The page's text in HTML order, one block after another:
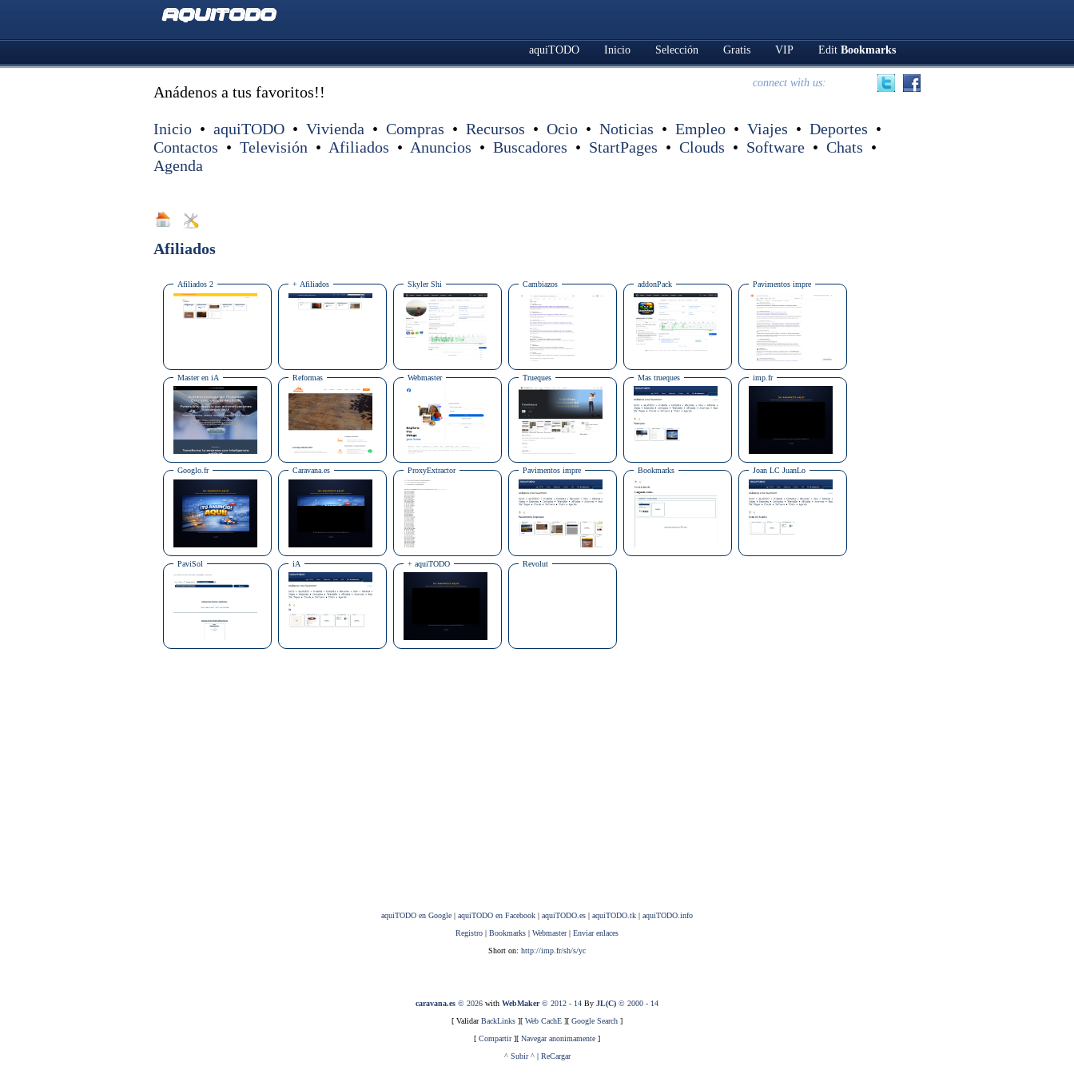
aquiTODO
aquiTODO Inicio Selección Gratis VIP Edit Bookmarks
connect with us:
Anádenos a tus favoritos!!
Inicio • aquiTODO • Vivienda • Compras • Recursos • Ocio • Noticias • Empleo • Viajes • Deportes •
Contactos • Televisión • Afiliados • Anuncios • Buscadores • StartPages • Clouds • Software • Chats •
Agenda
Afiliados
aquiTODO en Google | aquiTODO en Facebook | aquiTODO.es | aquiTODO.tk | aquiTODO.info
Registro | Bookmarks | Webmaster| Enviar enlaces
Short on: http://imp.fr/sh/s/yc
caravana.es © 2026 with WebMaker© 2012 - 14 By JL(C) © 2000 - 14
[ ValidarBackLinks ][ Web CachE ][ Google Search ]
[ Compartir][ Navegar anonimamente ]
^ Subir ^| ReCargar